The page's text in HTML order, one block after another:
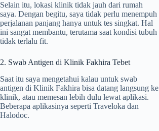
Selain itu, lokasi klinik tidak jauh dari rumah
saya. Dengan begitu, saya tidak perlu menempuh
perjalanan panjang hanya untuk tes singkat. Hal
ini sangat membantu, terutama saat kondisi tubuh
tidak terlalu fit.
2. Swab Antigen di Klinik Fakhira Tebet
Saat itu saya mengetahui kalau untuk swab
antigen di Klinik Fakhira bisa datang langsung ke
klinik, atau memesan lebih dulu lewat aplikasi.
Beberapa aplikasinya seperti Traveloka dan
Halodoc.